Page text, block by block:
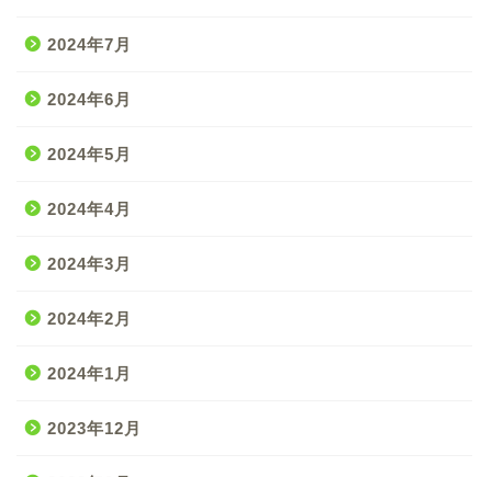
2024年7月
2024年6月
2024年5月
2024年4月
2024年3月
2024年2月
2024年1月
2023年12月